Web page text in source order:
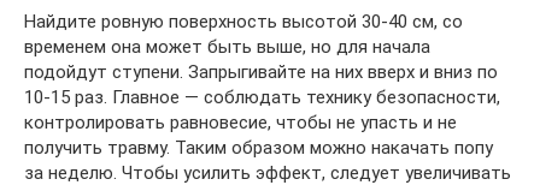
Найдите ровную поверхность высотой 30-40 см, со
временем она может быть выше, но для начала
подойдут ступени. Запрыгивайте на них вверх и вниз по
10-15 раз. Главное — соблюдать технику безопасности,
контролировать равновесие, чтобы не упасть и не
получить травму. Таким образом можно накачать попу
за неделю. Чтобы усилить эффект, следует увеличивать